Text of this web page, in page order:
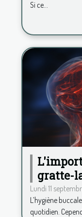
Si ce...
gratte-
fraîche
Lundi 11
L’hygiène
quotidien.